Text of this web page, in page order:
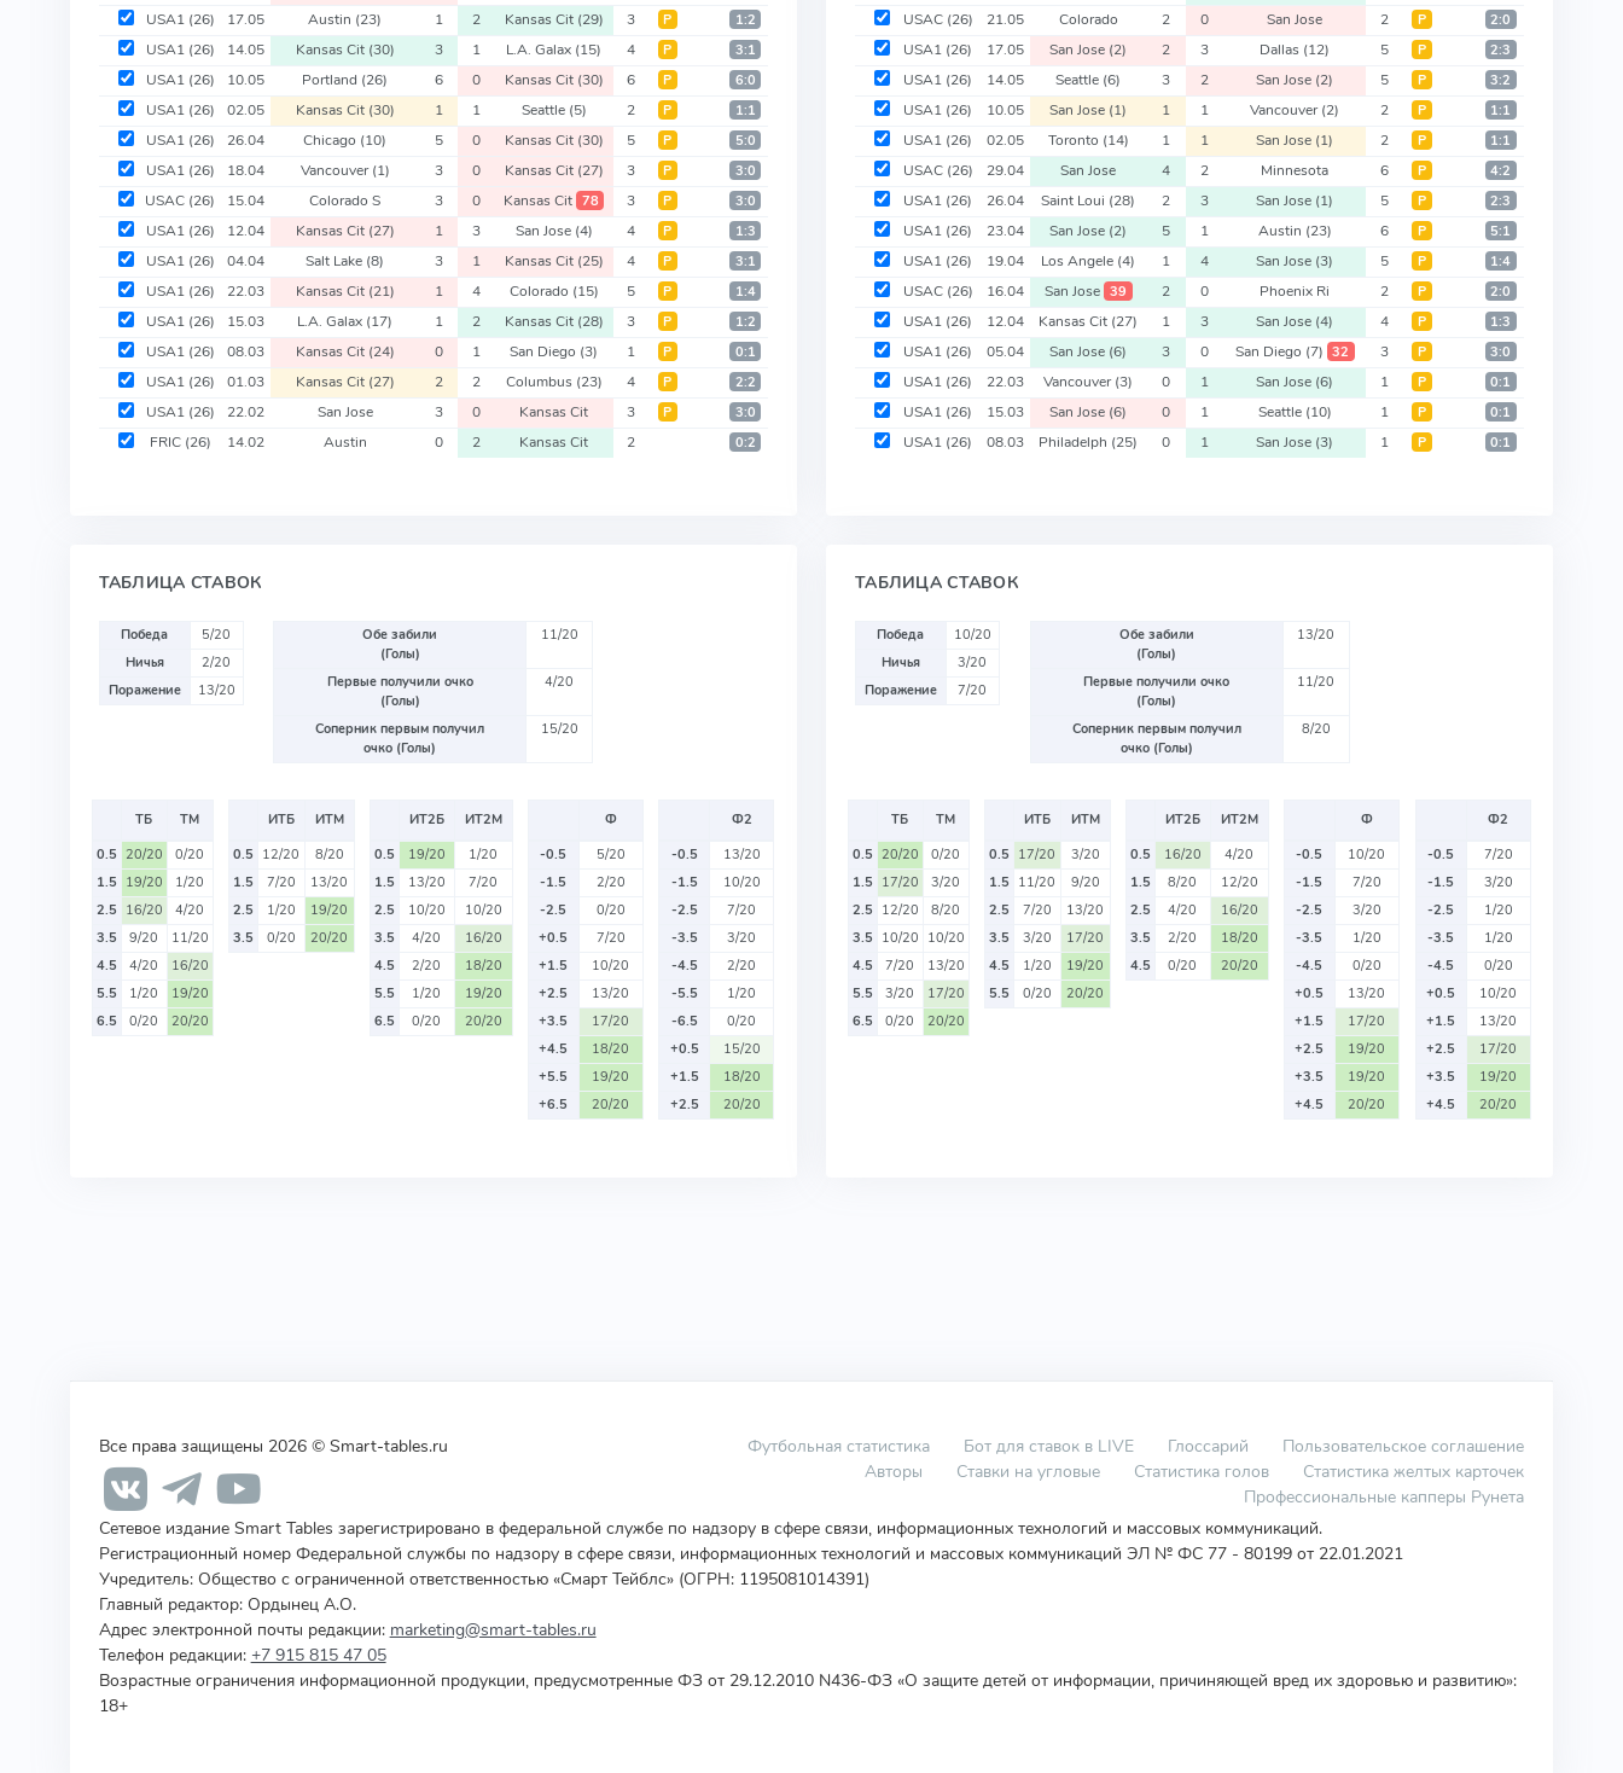
USA1 (26) 17.05 Austin (23) 1 2 Kansas Cit (29) 3 Р 1:2
USA1 (26) 14.05 Kansas Cit (30) 3 1 L.A. Galax (15) 4 Р 3:1
USA1 (26) 10.05 Portland (26) 6 0 Kansas Cit (30) 6 Р 6:0
USA1 (26) 02.05 Kansas Cit (30) 1 1 Seattle (5) 2 Р 1:1
USA1 (26) 26.04 Chicago (10) 5 0 Kansas Cit (30) 5 Р 5:0
USA1 (26) 18.04 Vancouver(1) 3 0 Kansas Cit (27) 3 Р 3:0
USAC (26) 15.04 Colorado S 3 0 Kansas Cit 78 3 Р 3:0
USA1 (26) 12.04 Kansas Cit (27) 1 3 San Jose (4) 4 Р 1:3
USA1 (26) 04.04 Salt Lake (8) 3 1 Kansas Cit (25) 4 Р 3:1
USA1 (26) 22.03 Kansas Cit (21) 1 4 Colorado (15) 5 Р 1:4
USA1 (26) 15.03 L.A. Galax (17) 1 2 Kansas Cit (28) 3 Р 1:2
USA1 (26) 08.03 Kansas Cit (24) 0 1 San Diego (3) 1 Р 0:1
USA1 (26) 01.03 Kansas Cit (27) 2 2 Columbus (23) 4 Р 2:2
USA1 (26) 22.02 San Jose 3 0 Kansas Cit 3 Р 3:0
FRIC (26) 14.02 Austin 0 2 Kansas Cit 2 0:2
ТАБЛИЦА СТАВОК
Победа
5/20
Ничья
2/20
Поражение
13/20
Обе забили
(Голы)
11/20
Первые получили очко
(Голы)
4/20
Соперник первым получил
очко (Голы)
15/20
ТБ
ТМ
0.5 20/20
0/20
1.5 19/20
1/20
2.5 16/20
4/20
3.5
9/20
11/20
4.5
4/20
16/20
5.5
1/20
19/20
6.5
0/20 20/20
ИТБ
ИТМ
0.5 12/20
8/20
1.5
7/20
13/20
2.5
1/20
19/20
3.5
0/20 20/20
ИТ2Б
ИТ2М
0.5
19/20
1/20
1.5
13/20
7/20
2.5
10/20
10/20
3.5
4/20
16/20
4.5
2/20
18/20
5.5
1/20
19/20
6.5
0/20 20/20
Ф
-0.5
5/20
-1.5
2/20
-2.5
0/20
+0.5
7/20
+1.5
10/20
+2.5
13/20
+3.5
17/20
+4.5
18/20
+5.5
19/20
+6.5
20/20
Ф2
-0.5
13/20
-1.5
10/20
-2.5
7/20
-3.5
3/20
-4.5
2/20
-5.5
1/20
-6.5
0/20
+0.5
15/20
+1.5
18/20
+2.5
20/20
USAC (26) 21.05 Colorado 2 0 San Jose 2 Р 2:0
USA1 (26) 17.05 San Jose (2) 2 3 Dallas (12) 5 Р 2:3
USA1 (26) 14.05 Seattle (6) 3 2 San Jose (2) 5 Р 3:2
USA1 (26) 10.05 San Jose (1) 1 1 Vancouver(2) 2 Р 1:1
USA1 (26) 02.05 Toronto (14) 1 1 San Jose (1) 2 Р 1:1
USAC (26) 29.04 San Jose 4 2 Minnesota 6 Р 4:2
USA1 (26) 26.04 Saint Loui (28) 2 3 San Jose (1) 5 Р 2:3
USA1 (26) 23.04 San Jose (2) 5 1 Austin (23) 6 Р 5:1
USA1 (26) 19.04 Los Angele (4) 1 4 San Jose (3) 5 Р 1:4
USAC (26) 16.04 San Jose 39 2 0 Phoenix Ri 2 Р 2:0
USA1 (26) 12.04 Kansas Cit (27) 1 3 San Jose (4) 4 Р 1:3
USA1 (26) 05.04 San Jose (6) 3 0 San Diego (7) 32 3 Р 3:0
USA1 (26) 22.03 Vancouver(3) 0 1 San Jose (6) 1 Р 0:1
USA1 (26) 15.03 San Jose (6) 0 1 Seattle (10) 1 Р 0:1
USA1 (26) 08.03 Philadelph (25) 0 1 San Jose (3) 1 Р 0:1
ТАБЛИЦА СТАВОК
Победа
10/20
Ничья
3/20
Поражение
7/20
Обе забили
(Голы)
13/20
Первые получили очко
(Голы)
11/20
Соперник первым получил
очко (Голы)
8/20
ТБ
ТМ
0.5 20/20
0/20
1.5 17/20
3/20
2.5 12/20
8/20
3.5 10/20 10/20
4.5
7/20
13/20
5.5
3/20
17/20
6.5
0/20 20/20
ИТБ
ИТМ
0.5 17/20
3/20
1.5 11/20
9/20
2.5
7/20
13/20
3.5
3/20
17/20
4.5
1/20
19/20
5.5
0/20 20/20
ИТ2Б
ИТ2М
0.5
16/20
4/20
1.5
8/20
12/20
2.5
4/20
16/20
3.5
2/20
18/20
4.5
0/20 20/20
Ф
-0.5
10/20
-1.5
7/20
-2.5
3/20
-3.5
1/20
-4.5
0/20
+0.5
13/20
+1.5
17/20
+2.5
19/20
+3.5
19/20
+4.5
20/20
Ф2
-0.5
7/20
-1.5
3/20
-2.5
1/20
-3.5
1/20
-4.5
0/20
+0.5
10/20
+1.5
13/20
+2.5
17/20
+3.5
19/20
+4.5
20/20
Все права защищены 2026 © Smart-tables.ru Футбольная статистика Бот для ставок в LIVE Глоссарий
Пользовательское соглашение
Авторы
Ставки на угловые Статистика голов
Статистика желтых карточек
Профессиональные капперы Рунета
Сетевое издание Smart Tables зарегистрировано в федеральной службе по надзору в сфере связи, информационных технологий и массовых коммуникаций.
Регистрационный номер Федеральной службы по надзору в сфере связи, информационных технологий и массовых коммуникаций ЭЛ № ФС 77 - 80199 от 22.01.2021
Учредитель: Общество с ограниченной ответственностью «Смарт Тейблс» (ОГРН: 1195081014391)
Главный редактор: Ордынец А.О.
Адрес электронной почты редакции: marketing@smart-tables.ru
Телефон редакции: +7 915 815 47 05
Возрастные ограничения информационной продукции, предусмотренные ФЗ от 29.12.2010 N436-ФЗ «О защите детей от информации, причиняющей вред их здоровью и развитию»:
18+